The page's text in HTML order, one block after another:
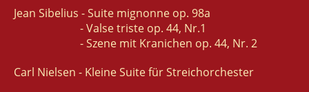
Jean Sibelius - Suite mignonne op. 98a
- Valse triste op. 44, Nr.1
- Szene mit Kranichen op. 44, Nr. 2
Carl Nielsen - Kleine Suite für Streichorchester